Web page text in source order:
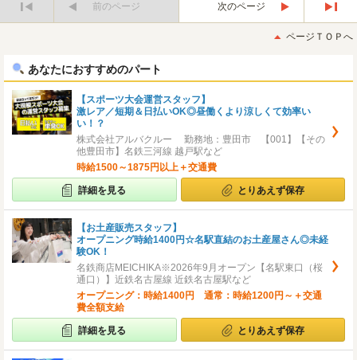
前のページ
次のページ
後
ページＴＯＰへ
あなたにおすすめのパート
【スポーツ大会運営スタッフ】
激レア／短期＆日払いOK◎昼働くより涼しくて効率い
い！？
株式会社アルバクルー 勤務地：豊田市 【001】【その
他豊田市】名鉄三河線 越戸駅など
時給1500～1875円以上＋交通費
詳細を見る とりあえず保存
【お土産販売スタッフ】
オープニング時給1400円☆名駅直結のお土産屋さん◎未経
験OK！
名鉄商店MEICHIKA※2026年9月オープン【名駅東口（桜
通口）】近鉄名古屋線 近鉄名古屋駅など
オープニング：時給1400円 通常：時給1200円～＋交通
費全額支給
詳細を見る とりあえず保存